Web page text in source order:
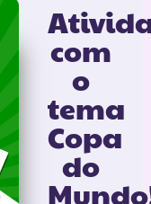
com
o
tema
Copa
do